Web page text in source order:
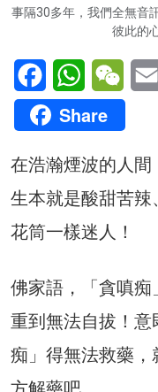
事隔30多年，我們全無音
彼此的
FacebookWhatsApp
Share
在浩瀚煙波的人間
生本就是酸甜苦
花筒一樣迷人！
佛家語，「貪嗔痴
重到無法自拔！意
痴」得無法救藥，